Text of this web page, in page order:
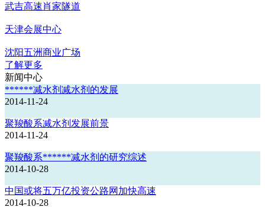
武吉高速肖家隧道
天津会展中心
沈阳五洲商业广场
了解更多
新闻中心
******减水剂减水剂的发展
2014-11-24
聚羧酸系减水剂发展前景
2014-11-24
聚羧酸系******减水剂的研究综述
2014-10-28
中国或将五万亿投资公路网加快高速
2014-10-28